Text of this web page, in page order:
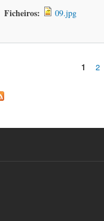
Ficheiros: 09.jpg
1 2